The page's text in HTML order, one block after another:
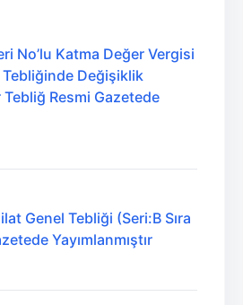
No’lu Katma Değer Vergisi
Değişiklik
Tebliğ Resmi Gazetede
Genel Tebliği (Seri:B Sıra
Yayımlanmıştır